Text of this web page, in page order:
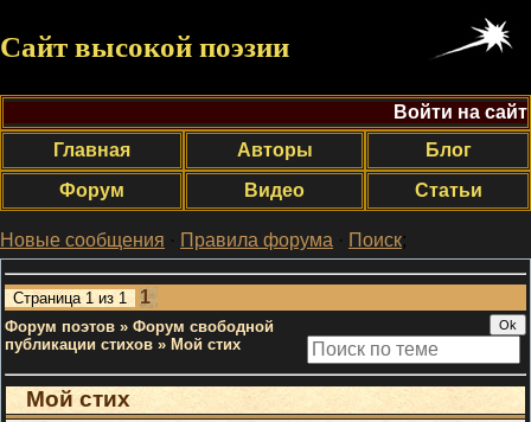
Сайт высокой поэзии
Войти на сайт
Главная
Авторы
Блог
Форум
Видео Статьи
Новые сообщения · Правила форума · Поиск;
Страница 1 из 1 1
Форум поэтов » Форум свободной
публикации стихов » Мой стих
Мой стих